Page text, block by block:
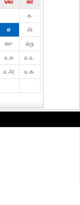
வெ
கா
௧
௭
௮
௰௪
௰௫
௨௧
௨௨
௨௮
௨௯